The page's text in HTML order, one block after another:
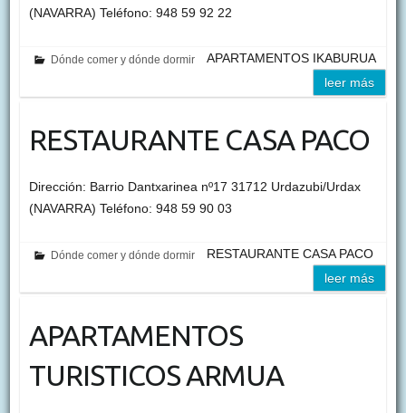
(NAVARRA) Teléfono: 948 59 92 22
Dónde comer y dónde dormir
APARTAMENTOS IKABURUA
leer más
RESTAURANTE CASA PACO
Dirección: Barrio Dantxarinea nº17 31712 Urdazubi/Urdax
(NAVARRA) Teléfono: 948 59 90 03
Dónde comer y dónde dormir
RESTAURANTE CASA PACO
leer más
APARTAMENTOS
TURISTICOS ARMUA